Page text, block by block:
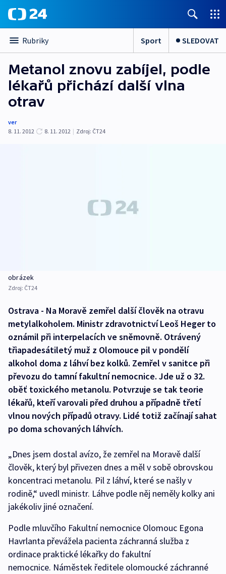
Rubriky Sport SLEDOVAT
Metanol znovu zabíjel, podle
lékařů přichází další vlna
otrav
ver
8. 11. 2012
8. 11. 2012 | Zdroj: ČT24
obrázek
Zdroj: ČT24
Ostrava - Na Moravě zemřel další člověk na otravu
metylalkoholem. Ministr zdravotnictví Leoš Heger to
oznámil při interpelacích ve sněmovně. Otrávený
třiapadesátiletý muž z Olomouce pil v pondělí
alkohol doma z láhví bez kolků. Zemřel v sanitce při
převozu do tamní fakultní nemocnice. Jde už o 32.
oběť toxického metanolu. Potvrzuje se tak teorie
lékařů, kteří varovali před druhou a případně třetí
vlnou nových případů otravy. Lidé totiž začínají sahat
po doma schovaných láhvích.
„Dnes jsem dostal avízo, že zemřel na Moravě další
člověk, který byl přivezen dnes a měl v sobě obrovskou
koncentraci metanolu. Pil z láhví, které se našly v
rodině,“ uvedl ministr. Láhve podle něj neměly kolky ani
jakékoliv jiné označení.
Podle mluvčího Fakultní nemocnice Olomouc Egona
Havrlanta převážela pacienta záchranná služba z
ordinace praktické lékařky do fakultní
nemocnice. Náměstek ředitele olomoucké záchranné